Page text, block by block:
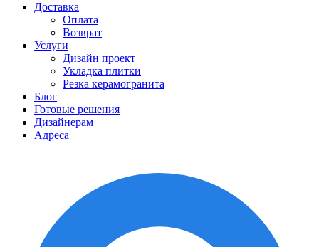
Доставка
Оплата
Возврат
Услуги
Дизайн проект
Укладка плитки
Резка керамогранита
Блог
Готовые решения
Дизайнерам
Адреса